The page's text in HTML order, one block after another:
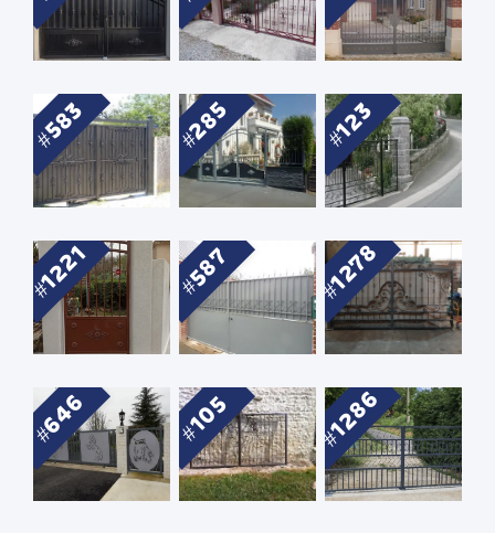
583 285 123
1221 587 1278
646 105 1286